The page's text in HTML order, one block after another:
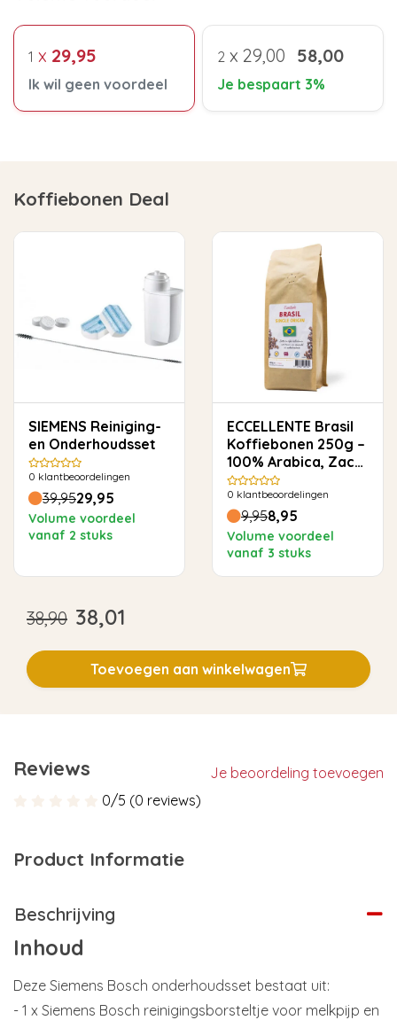
1 x 29,95
Ik wil geen voordeel
2 x 29,00 58,00
Je bespaart 3%
Koffiebonen Deal
SIEMENS Reiniging-
en Onderhoudsset
0 klantbeoordelingen
39,9529,95
Volume voordeel
vanaf 2 stuks
ECCELLENTE Brasil
Koffiebonen 250g –
100% Arabica, Zacht
& Rond
0 klantbeoordelingen
9,958,95
Volume voordeel
vanaf 3 stuks
38,90 38,01
Toevoegen aan winkelwagen
Reviews
Je beoordeling toevoegen
0/5 (0 reviews)
Product Informatie
Beschrijving
Inhoud
Deze Siemens Bosch onderhoudsset bestaat uit:
- 1 x Siemens Bosch reinigingsborsteltje voor melkpijp en